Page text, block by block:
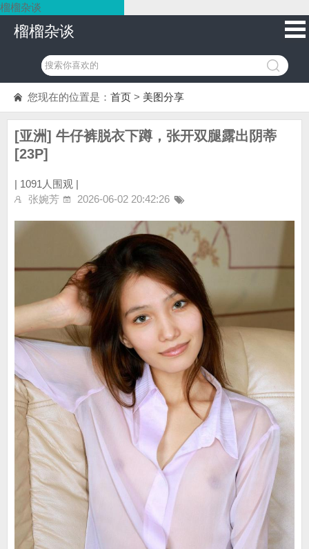
榴榴杂谈
榴榴杂谈
您现在的位置是： 首页 > 美图分享
[亚洲] 牛仔裤脱衣下蹲，张开双腿露出阴蒂
[23P]
| 1091人围观 |
张婉芳
2026-06-02 20:42:26